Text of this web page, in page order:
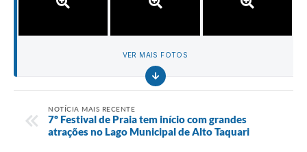
VER MAIS FOTOS
NOTÍCIA MAIS RECENTE
7º Festival de Praia tem início com grandes
atrações no Lago Municipal de Alto Taquari